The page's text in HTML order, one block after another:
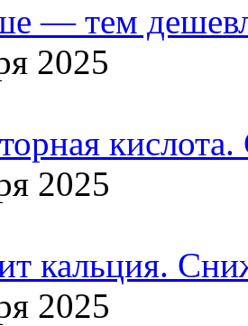
— тем
2025
2025
кальция.
2025